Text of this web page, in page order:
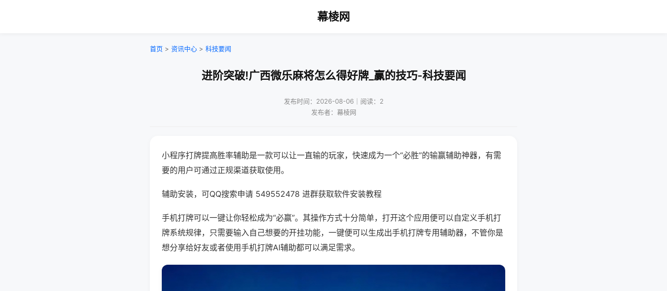
幕棱网
首页 > 资讯中心 > 科技要闻
进阶突破!广西微乐麻将怎么得好牌_赢的技巧-科技要闻
发布时间：2026-08-06｜阅读：2
发布者：幕棱网
小程序打牌提高胜率辅助是一款可以让一直输的玩家，快速成为一个“必胜”的输赢辅助神器，有需
要的用户可通过正规渠道获取使用。
辅助安装，可QQ搜索申请 549552478 进群获取软件安装教程
手机打牌可以一键让你轻松成为“必赢”。其操作方式十分简单，打开这个应用便可以自定义手机打
牌系统规律，只需要输入自己想要的开挂功能，一键便可以生成出手机打牌专用辅助器，不管你是
想分享给好友或者使用手机打牌AI辅助都可以满足需求。